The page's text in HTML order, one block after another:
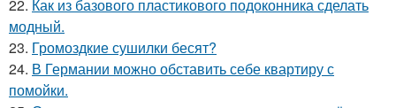
22. Как из базового пластикового подоконника сделать
модный.
23. Громоздкие сушилки бесят?
24. В Германии можно обставить себе квартиру с
помойки.